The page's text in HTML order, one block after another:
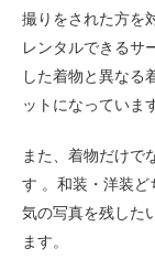
撮りをされた方を
レンタルできるサ
した着物と異なる
ットになっていま
また、着物だけで
す 。和装・洋装ど
気の写真を残した
ます。